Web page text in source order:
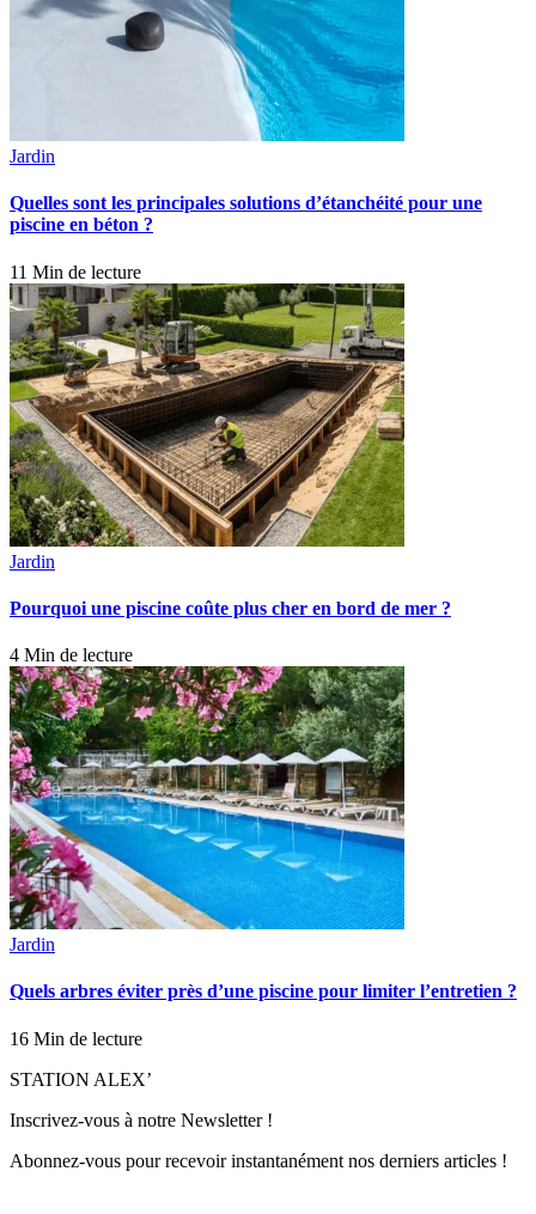
Jardin
Quelles sont les principales solutions d’étanchéité pour une
piscine en béton ?
11 Min de lecture
Jardin
Pourquoi une piscine coûte plus cher en bord de mer ?
4 Min de lecture
Jardin
Quels arbres éviter près d’une piscine pour limiter l’entretien ?
16 Min de lecture
STATION ALEX’
Inscrivez-vous à notre Newsletter !
Abonnez-vous pour recevoir instantanément nos derniers articles !